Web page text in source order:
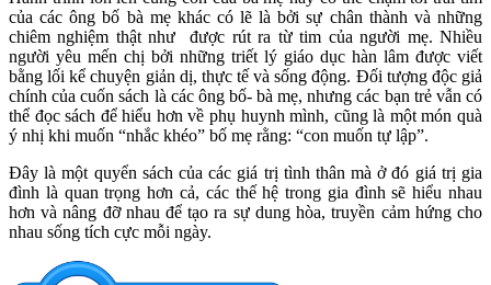
của các ông bố bà mẹ khác có lẽ là bởi sự chân thành và những
chiêm nghiệm thật như được rút ra từ tim của người mẹ. Nhiều
người yêu mến chị bởi những triết lý giáo dục hàn lâm được viết
bằng lối kể chuyện giản dị, thực tế và sống động. Đối tượng độc giả
chính của cuốn sách là các ông bố- bà mẹ, nhưng các bạn trẻ vẫn có
thể đọc sách để hiểu hơn về phụ huynh mình, cũng là một món quà
ý nhị khi muốn “nhắc khéo” bố mẹ rằng: “con muốn tự lập”.
Đây là một quyển sách của các giá trị tình thân mà ở đó giá trị gia
đình là quan trọng hơn cả, các thế hệ trong gia đình sẽ hiểu nhau
hơn và nâng đỡ nhau để tạo ra sự dung hòa, truyền cảm hứng cho
nhau sống tích cực mỗi ngày.